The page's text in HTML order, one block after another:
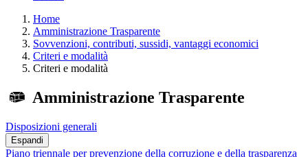
Home
Amministrazione Trasparente
Sovvenzioni, contributi, sussidi, vantaggi economici
Criteri e modalità
Criteri e modalità
Amministrazione Trasparente
Disposizioni generali
Espandi
Piano triennale per prevenzione della corruzione e della trasparenza